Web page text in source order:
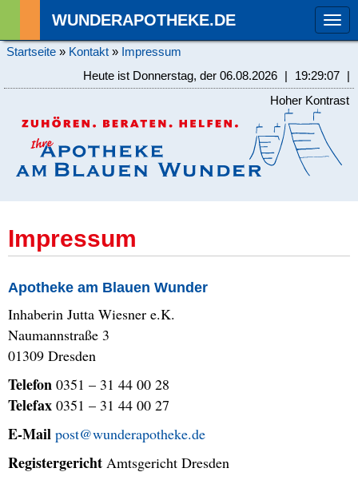
WUNDERAPOTHEKE.DE
Startseite » Kontakt » Impressum
Heute ist Donnerstag, der 06.08.2026 | 19:29:08 |
Hoher Kontrast
Impressum
Apotheke am Blauen Wunder
Inhaberin Jutta Wiesner e.K.
Naumannstraße 3
01309 Dresden
Telefon 0351 – 31 44 00 28
Telefax 0351 – 31 44 00 27
E-Mail post@wunderapotheke.de
Registergericht Amtsgericht Dresden